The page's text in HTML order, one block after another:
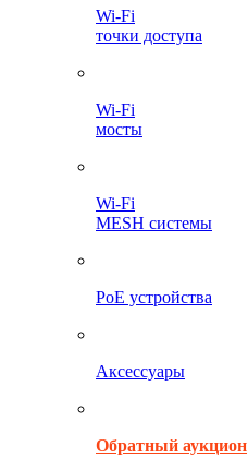
Wi-Fi
точки доступа
Wi-Fi
мосты
Wi-Fi
MESH системы
PoE устройства
Аксессуары
Обратный аукцион